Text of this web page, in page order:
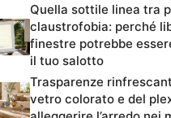
Quella sottile linea tra
claustrofobia: perché
finestre potrebbe
il tuo salotto
Trasparenze
vetro colorato e del